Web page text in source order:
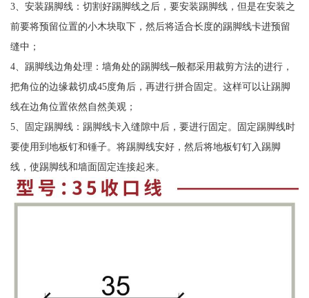
3、安装踢脚线：切割好踢脚线之后，要安装踢脚线，但是在安装之
前要将预留位置的小木块取下，然后将适合长度的踢脚线卡进预留
缝中；
4、踢脚线边角处理：墙角处的踢脚线─般都采用裁剪方法的进行，
把角位的边缘裁切成45度角后，再进行拼合固定。这样可以让踢脚
线在边角位置依然自然美观；
5、固定踢脚线：踢脚线卡入缝隙中后，要进行固定。固定踢脚线时
要使用到地板钉和锤子。将踢脚线安好，然后将地板钉钉入踢脚
线，使踢脚线和墙面固定连接起来。